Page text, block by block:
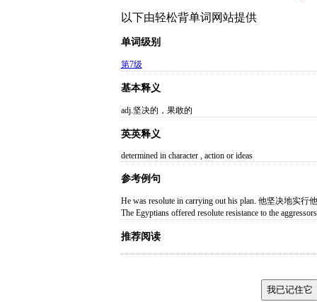
以下由轻松背单词网站提供
单词级别
第7级
基本释义
adj.坚决的，果敢的
英英释义
determined in character , action or ideas
参考例句
He was resolute in carrying out his plan. 他坚决地实行
The Egyptians offered resolute resistance to the
推荐阅读